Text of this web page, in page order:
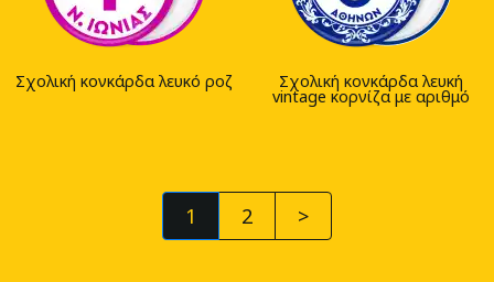
Σχολική κονκάρδα λευκό ροζ Σχολική κονκάρδα λευκή
vintage κορνίζα με αριθμό
1 2 >